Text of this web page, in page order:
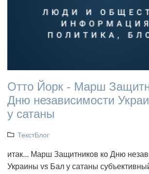
Отто Йорк - Марш
Дню независимости
у сатаны
ТекстБлог
итак... Марш Защитников ко Дню
Украины vs Бал у сатаны